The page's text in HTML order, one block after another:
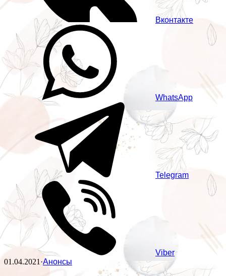
Вконтакте
WhatsApp
Telegram
Viber
01.04.2021·Анонсы